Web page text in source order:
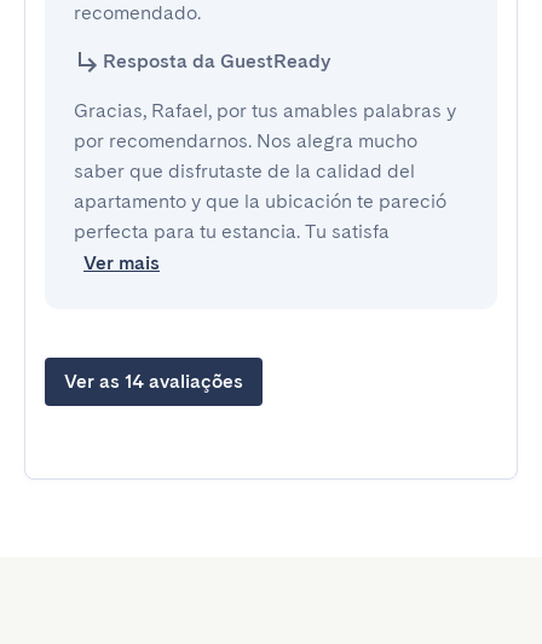
recomendado.
Resposta da GuestReady
Gracias, Rafael, por tus amables palabras y
por recomendarnos. Nos alegra mucho
saber que disfrutaste de la calidad del
apartamento y que la ubicación te pareció
perfecta para tu estancia. Tu satisfa
Ver mais
Ver as 14 avaliações